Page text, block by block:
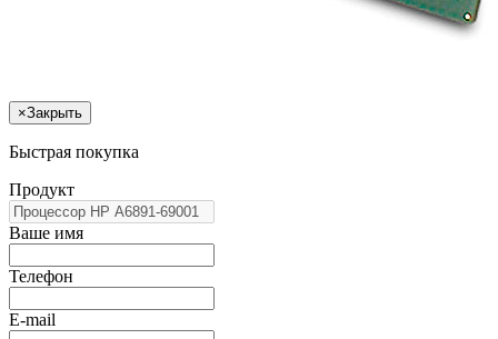
×Закрыть
Быстрая покупка
Продукт
Ваше имя
Телефон
E-mail